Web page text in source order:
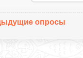
опросы